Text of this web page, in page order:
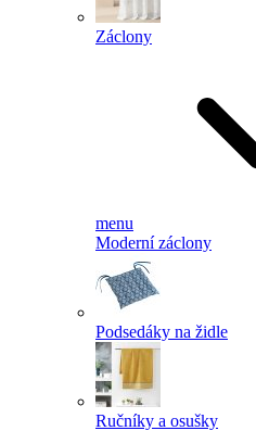
Záclony
menu
Moderní záclony
Podsedáky na židle
Ručníky a osušky